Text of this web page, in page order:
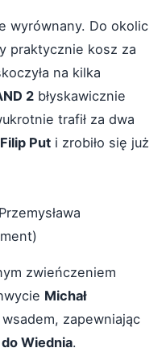
wyrównany. Do okolic
praktycznie kosz za
na kilka
2 błyskawicznie
trafił za dwa
Filip Put i zrobiło się już
zwieńczeniem
Michał
zapewniając
Wiednia.